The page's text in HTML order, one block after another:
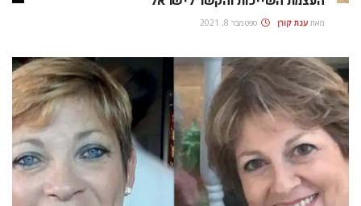
מאת ענת קורן ספטמבר 8, 2021